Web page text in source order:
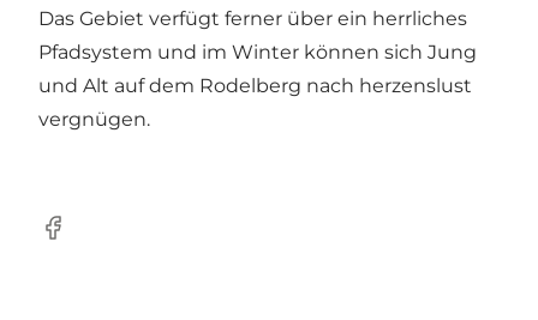
Das Gebiet verfügt ferner über ein herrliches
Pfadsystem und im Winter können sich Jung
und Alt auf dem Rodelberg nach herzenslust
vergnügen.
Facebook